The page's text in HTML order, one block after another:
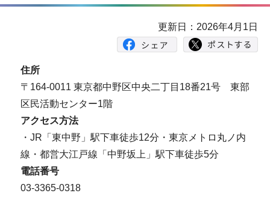
頭
更新日：2026年4月1日
住所
〒164-0011 東京都中野区中央二丁目18番21号 東部
区民活動センター1階
アクセス方法
・JR「東中野」駅下車徒歩12分・東京メトロ丸ノ内
線・都営大江戸線「中野坂上」駅下車徒歩5分
電話番号
03-3365-0318